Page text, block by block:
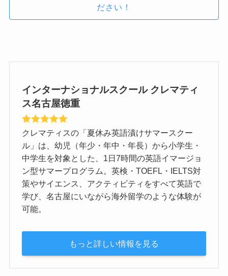
ださい！
インターナショナルスクール クレマティ
ス名古屋徳重
クレマティスの「夏休み英語漬けサマースクー
ル」は、幼児（年少・年中・年長）から小学生・
中学生を対象とした、1日7時間の英語イマージョ